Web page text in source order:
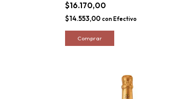
$16.170,00
$14.553,00 con Efectivo